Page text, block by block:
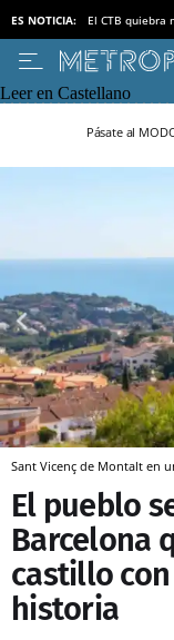
ES NOTICIA: El CTB quiebra
Leer en Castellano
Pásate al
Sant Vicenç de Montalt en
El pueblo
Barcelona
castillo
historia